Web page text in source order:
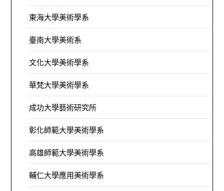
東海大學美術學系
臺南大學美術系
文化大學美術學系
華梵大學美術學系
成功大學藝術研究所
彰化師範大學美術學系
高雄師範大學美術學系
輔仁大學應用美術學系